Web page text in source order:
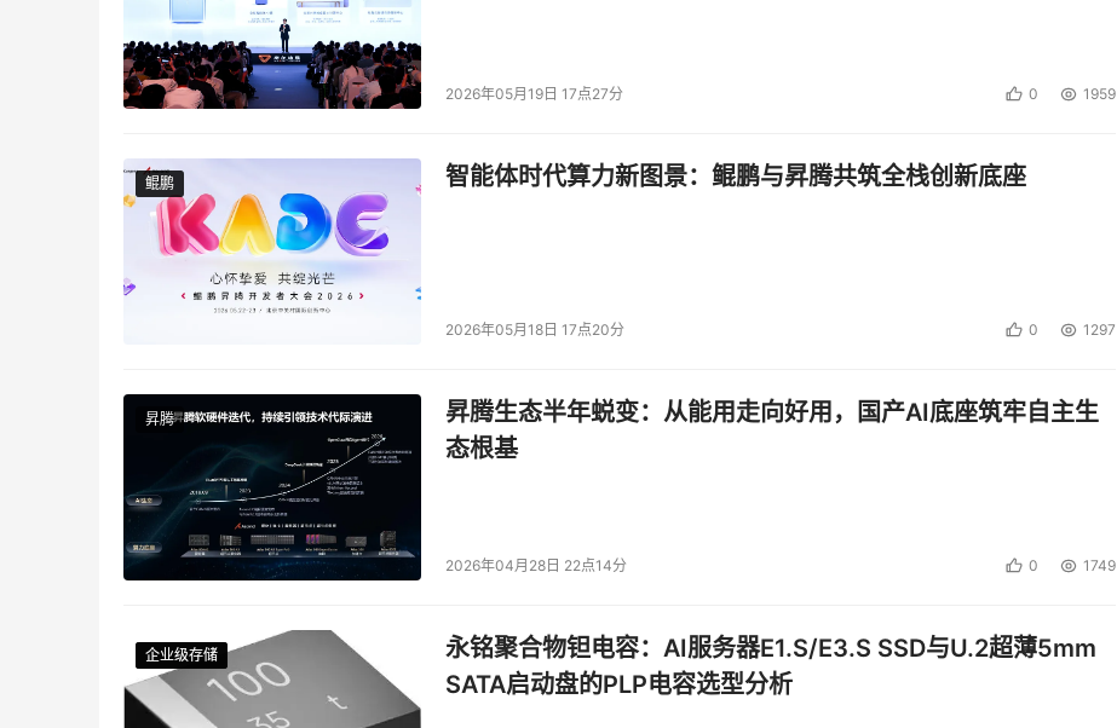
2026年05月19日 17点27分 0 1959
鲲鹏
鲲鹏 智能体时代算力新图景：鲲鹏与昇腾共筑全栈创新底座
2026年05月18日 17点20分 0 1297
昇腾
昇腾生态半年蜕变：从能用走向好用，国产AI底座筑牢自主生
态根基
2026年04月28日 22点14分 0 1749
企业级存储
企业级存储
企业级存储
企业级存储
永铭聚合物钽电容：AI服务器E1.S/E3.S SSD与U.2超薄5mm
SATA启动盘的PLP电容选型分析